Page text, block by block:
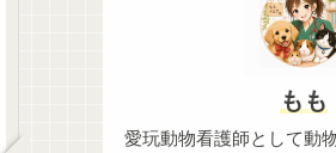
もも
愛玩動物看護師として動